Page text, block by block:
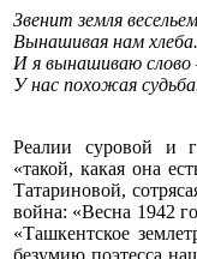
Звенит земля
Вынашивая нам хлеба.
И я вынашиваю
У нас похожая
Реалии суровой и
«такой, какая она
Татариновой,
война: «Весна 1942
«Ташкентское